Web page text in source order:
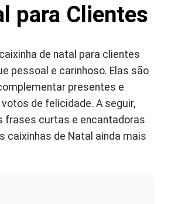
para Clientes
de natal para clientes
pessoal e carinhoso. Elas são
presentes e
de felicidade. A seguir,
frases curtas e encantadoras
caixinhas de Natal ainda mais